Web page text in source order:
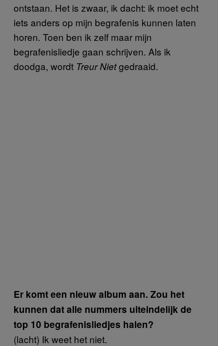
ontstaan. Het is zwaar, ik dacht: ik moet echt
iets anders op mijn begrafenis kunnen laten
horen. Toen ben ik zelf maar mijn
begrafenisliedje gaan schrijven. Als ik
doodga, wordt Treur Nietgedraaid.
Er komt een nieuw album aan. Zou het
kunnen dat alle nummers uiteindelijk de
top 10 begrafenisliedjes halen?
(lacht) Ik weet het niet.